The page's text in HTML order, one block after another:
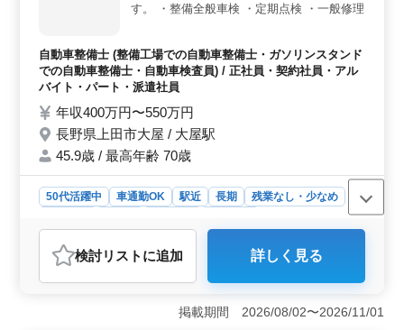
す。 ・整備全般車検 ・定期点検 ・一般修理
ニア層歓迎（50代の技術者活躍中）
自動車整備士 (整備工場での自動車整備士・ガソリンスタンド
での自動車整備士・自動車検査員) / 正社員・契約社員・アル
バイト・パート・派遣社員
年収400万円〜550万円
長野県上田市大屋 / 大屋駅
45.9歳 / 最高年齢 70歳
50代活躍中 車通勤OK 駅近 長期
残業なし・少なめ
自動車整備士
おすすめポイント
＜安定した勤務条件＞ 長野県上田市大屋に位置するガ
ソリンスタンドでの自動車整備士の募集です。車通勤OK
で無料駐車場が完備されており、残業が少ない柔軟な労
検討リスト に追加 詳しく見る
掲載期間 2026/08/02〜2026/11/01